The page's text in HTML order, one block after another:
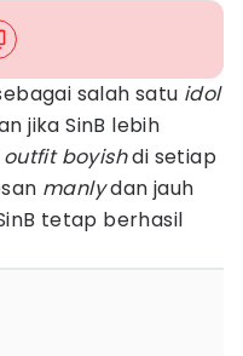
salah satu idol
jika SinB lebih
outfit boyishdi setiap
manlydan jauh
tetap berhasil